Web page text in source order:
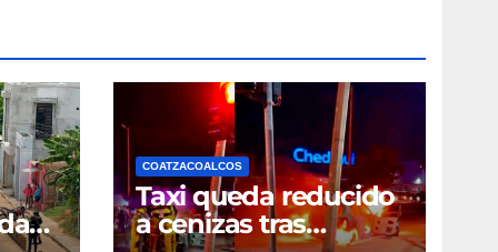
COATZACOALCOS
Taxi queda reducido
a cenizas tras